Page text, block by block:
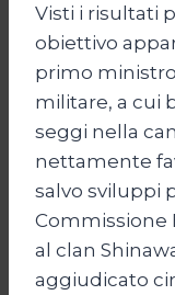
Visti i risultati
obiettivo
primo
militare, a cui
seggi nella
nettamente
salvo sviluppi
Commissione
al clan
aggiudicato